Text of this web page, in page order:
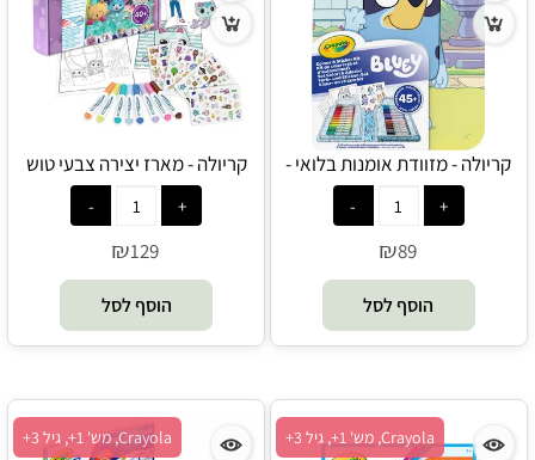
קריולה - מזוודת אומנות בלואי -
Crayola
₪89
הוסף לסל
קריולה - מארז יצירה צבעי טוש
קסם בית הבובות של גבי - Crayola
₪129
הוסף לסל
Crayola, מש' 1+, גיל 3+ Crayola, מש' 1+, גיל 3+